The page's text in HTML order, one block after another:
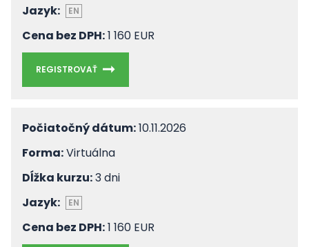
Jazyk:
EN
Cena bez DPH:1 160 EUR
REGISTROVAŤ
Počiatočný dátum:10.11.2026
Forma:Virtuálna
Dĺžka kurzu:3 dni
Jazyk:
EN
Cena bez DPH:1 160 EUR